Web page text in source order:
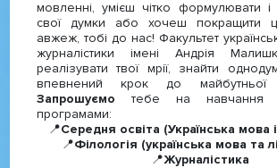
мовленні, умієш чітко формулювати
свої думки або хочеш покращити
авжеж, тобі до нас! Факультет
журналістики імені Андрія
реалізувати твої мрії, знайти
впевнений крок до майбутньої
Запрошуємо тебе на навчання
програмами:
📍Середня освіта (Українська мова
📍Філологія (українська мова та
📍Журналістика